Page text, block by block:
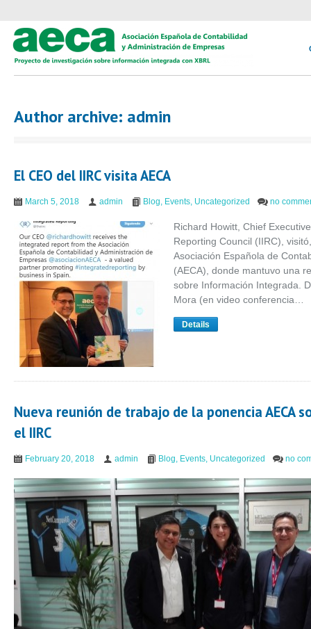
Author archive: admin
El CEO del IIRC visita AECA
March 5, 2018 admin Blog, Events, Uncategorized no
Richard Howitt, Chief
Reporting Council (IIRC),
Asociación Española de
(AECA), donde mantuvo una
sobre Información Integrada.
Mora (en video conferencia…
Details
Nueva reunión de trabajo de la ponencia AECA
el IIRC
February 20, 2018 admin Blog, Events, Uncategorized no